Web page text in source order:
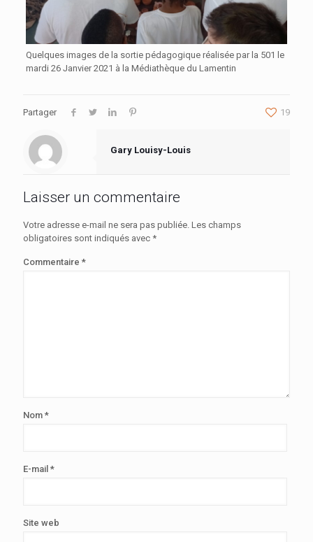
Quelques images de la sortie pédagogique réalisée par la 501 le
mardi 26 Janvier 2021 à la Médiathèque du Lamentin
Partager 19
Gary Louisy-Louis
Laisser un commentaire
Votre adresse e-mail ne sera pas publiée. Les champs
obligatoires sont indiqués avec *
Commentaire *
Nom *
E-mail *
Site web